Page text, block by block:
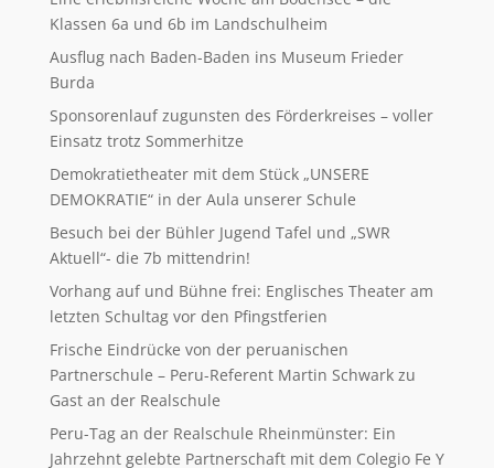
Klassen 6a und 6b im Landschulheim
Ausflug nach Baden-Baden ins Museum Frieder
Burda
Sponsorenlauf zugunsten des Förderkreises – voller
Einsatz trotz Sommerhitze
Demokratietheater mit dem Stück „UNSERE
DEMOKRATIE“ in der Aula unserer Schule
Besuch bei der Bühler Jugend Tafel und „SWR
Aktuell“- die 7b mittendrin!
Vorhang auf und Bühne frei: Englisches Theater am
letzten Schultag vor den Pfingstferien
Frische Eindrücke von der peruanischen
Partnerschule – Peru-Referent Martin Schwark zu
Gast an der Realschule
Peru-Tag an der Realschule Rheinmünster: Ein
Jahrzehnt gelebte Partnerschaft mit dem Colegio Fe Y